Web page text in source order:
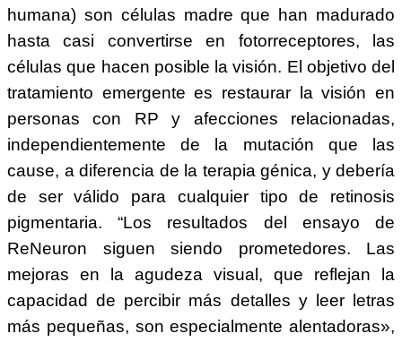
humana) son células madre que han madurado
hasta casi convertirse en fotorreceptores, las
células que hacen posible la visión. El objetivo del
tratamiento emergente es restaurar la visión en
personas con RP y afecciones relacionadas,
independientemente de la mutación que las
cause, a diferencia de la terapia génica, y debería
de ser válido para cualquier tipo de retinosis
pigmentaria. “Los resultados del ensayo de
ReNeuron siguen siendo prometedores. Las
mejoras en la agudeza visual, que reflejan la
capacidad de percibir más detalles y leer letras
más pequeñas, son especialmente alentadoras»,